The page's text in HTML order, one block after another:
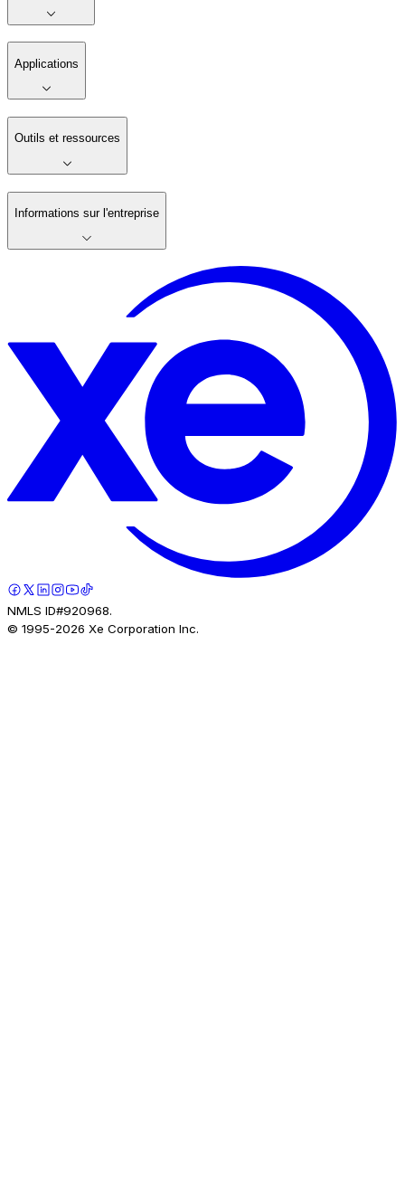
Applications
Outils et ressources
Informations sur l'entreprise
NMLS ID#920968.
© 1995-2026 Xe Corporation Inc.